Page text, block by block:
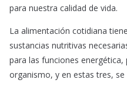
para nuestra calidad de vida.
La alimentación cotidiana
sustancias nutritivas
para las funciones energética,
organismo, y en estas tres,